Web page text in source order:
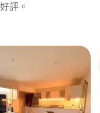
評。